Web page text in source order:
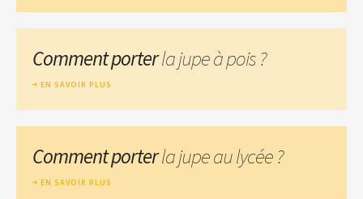
Comment porterla jupe à pois ?
EN SAVOIR PLUS
Comment porterla jupe au lycée ?
EN SAVOIR PLUS